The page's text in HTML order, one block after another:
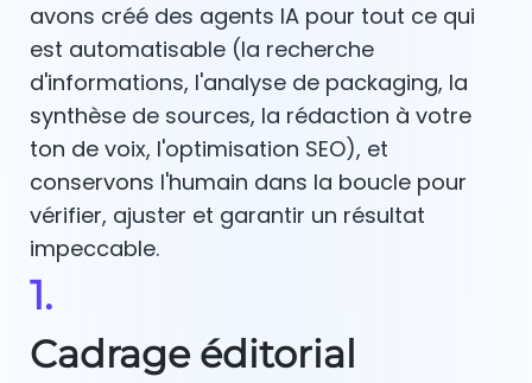
avons créé des agents IA pour tout ce qui
est automatisable (la recherche
d'informations, l'analyse de packaging, la
synthèse de sources, la rédaction à votre
ton de voix, l'optimisation SEO), et
conservons l'humain dans la boucle pour
vérifier, ajuster et garantir un résultat
impeccable.
1.
Cadrage éditorial